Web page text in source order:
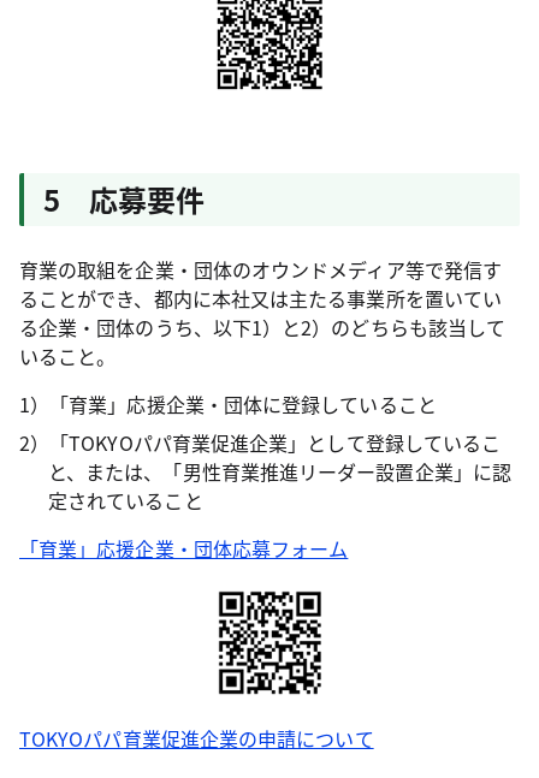
5 応募要件
育業の取組を企業・団体のオウンドメディア等で発信す
ることができ、都内に本社又は主たる事業所を置いてい
る企業・団体のうち、以下1）と2）のどちらも該当して
いること。
1）「育業」応援企業・団体に登録していること
2）「TOKYOパパ育業促進企業」として登録しているこ
と、または、「男性育業推進リーダー設置企業」に認
定されていること
「育業」応援企業・団体応募フォーム
TOKYOパパ育業促進企業の申請について